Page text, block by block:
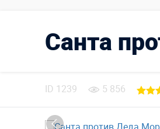
Санта
ID 1239 5 856